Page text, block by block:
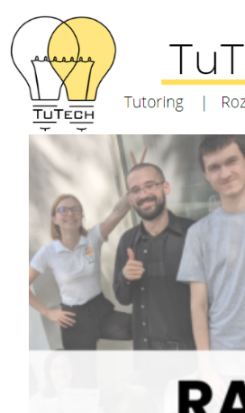
Przejdź
do
treści